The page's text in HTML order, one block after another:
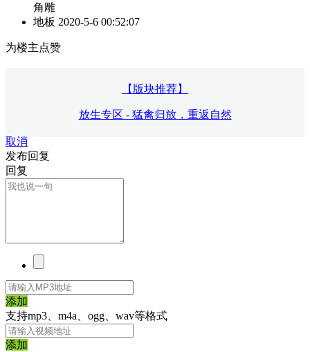
角雕
地板 2020-5-6 00:52:07
为楼主点赞
【版块推荐】
放生专区 - 猛禽归放，重返自然
取消
发布回复
回复
添加
支持mp3、m4a、ogg、wav等格式
添加